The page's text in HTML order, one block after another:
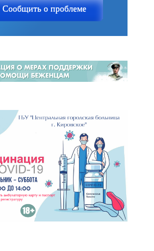
Сообщить о проблеме